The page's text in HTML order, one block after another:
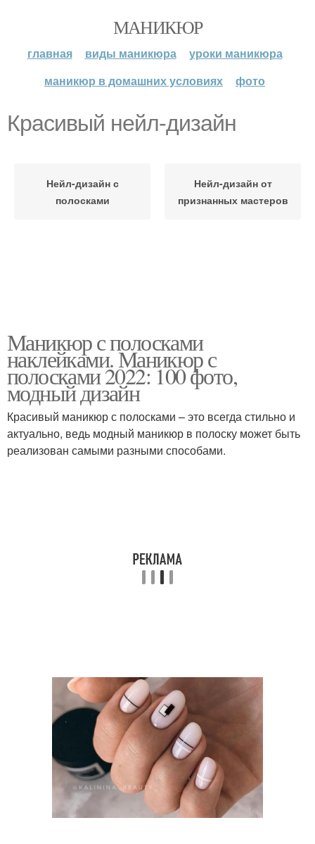
МАНИКЮР
главная виды маникюра
уроки маникюра
маникюр в домашних условиях
фото
Красивый нейл-дизайн
Нейл-дизайн с
полосками
Нейл-дизайн от
признанных мастеров
Маникюр с полосками
наклейками. Маникюр с
полосками 2022: 100 фото,
модный дизайн
Красивый маникюр с полосками – это всегда стильно и
актуально, ведь модный маникюр в полоску может быть
реализован самыми разными способами.